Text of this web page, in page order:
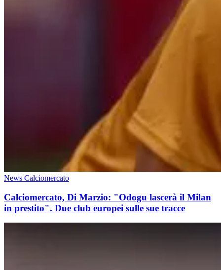
News Calciomercato
Calciomercato, Di Marzio: "Odogu lascerà il Milan
in prestito". Due club europei sulle sue tracce